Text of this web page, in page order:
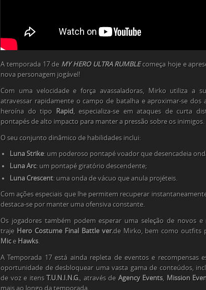
A temporada 17 de MY HERO ULTRA RUMBLEcomeça hoje e
nova personagem jogável!
Com uma velocidade e força avassaladoras, Mirko utiliza a
atravessar rapidamente o campo de batalha e aproximar-se dos
heroína do tipo
Rapid , especializa-se em ataques de curta
pontapés de alto impacto para manter a pressão sobre os inimigos.
O seu conjunto dinâmico de habilidades inclui:
Luna Strike: um poderoso pontapé voador que desencadeia
Luna Arc: um pontapé giratório descendente;
Luna Crescent: uma onda de vácuo que anula projéteis.
Com ações especiais que lhe permitem recuperar
destaca-se por manter uma ofensiva constante.
Os jogadores também podem esperar uma seleção de novos e
traje Hero Costume Final Battle ver.de Mirko, bem como outfits
Mice Hawks.
A Temporada 17 está ainda repleta de eventos e recompensas
oportunidade de desbloquear uma vasta gama de conteúdos,
de voz e itensT.U.N.I.N.G., através de Agency Events, Mission
mais ao longo da temporada.